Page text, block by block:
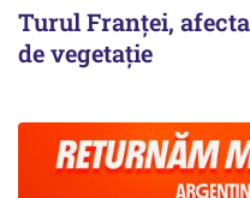
Turul Franţei,
de vegetaţie